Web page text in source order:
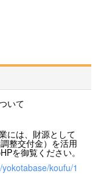
いて
には、財源として
整交付金）を活用
を御覧ください。
koufu/1